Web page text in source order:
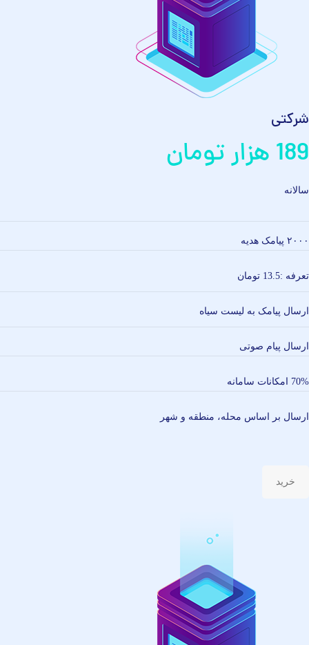
شرکتی
189 هزار تومان
سالانه
۲۰۰۰ پیامک هدیه
تعرفه :‌13.5 تومان
ارسال پیامک به لیست سیاه
ارسال پیام صوتی
70% امکانات سامانه
ارسال بر اساس محله، منطقه و شهر
خرید